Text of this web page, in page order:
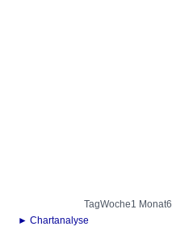
TagWoche1 Monat
► Chartanalyse